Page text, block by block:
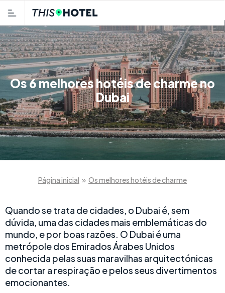
Os 6 melhores hotéis de charme no
Dubai
Página inicial » Os melhores hotéis de charme
Quando se trata de cidades, o Dubai é, sem
dúvida, uma das cidades mais emblemáticas do
mundo, e por boas razões. O Dubai é uma
metrópole dos Emirados Árabes Unidos
conhecida pelas suas maravilhas arquitectónicas
de cortar a respiração e pelos seus divertimentos
emocionantes.